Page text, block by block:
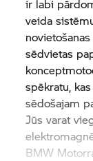
ir labi
veida
sēdvietas
spēkratu,
sēdošajam
Jūs varat
BMW